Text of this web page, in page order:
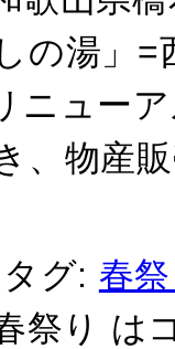
の湯」
ニュー
、物産
タグ: 春
祭り は